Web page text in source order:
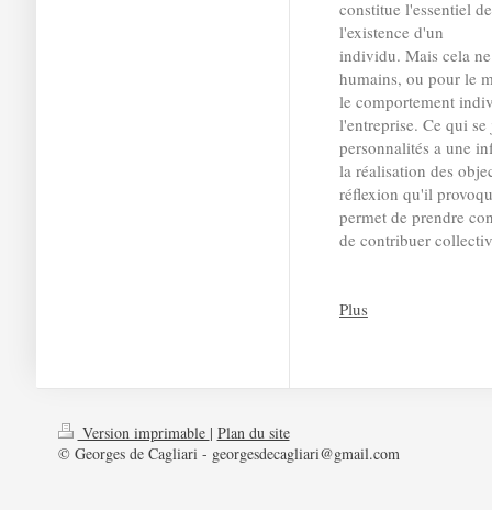
constitue l'essentiel de
l'existence d'un
individu. Mais cela
humains, ou pour le
le comportement
l'entreprise. Ce qui
personnalités a une
la réalisation des
réflexion qu'il
permet de prendre
de contribuer
Plus
Version imprimable | Plan du site
© Georges de Cagliari - georgesdecagliari@gmail.com